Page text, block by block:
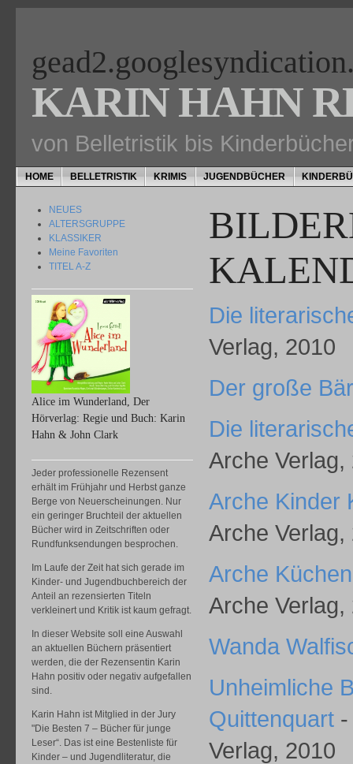
KARIN HAHN
von Belletristik bis
HOME BELLETRISTIK KRIMIS JUGENDBÜCHER
NEUES
ALTERSGRUPPE
KLASSIKER
Meine Favoriten
TITEL A-Z
Alice im Wunderland, Der
Hörverlag: Regie und Buch: Karin
Hahn & John Clark
Jeder professionelle Rezensent
erhält im Frühjahr und Herbst ganze
Berge von Neuerscheinungen. Nur
ein geringer Bruchteil der aktuellen
Bücher wird in Zeitschriften oder
Rundfunksendungen besprochen.
Im Laufe der Zeit hat sich gerade im
Kinder- und Jugendbuchbereich der
Anteil an rezensierten Titeln
verkleinert und Kritik ist kaum gefragt.
In dieser Website soll eine Auswahl
an aktuellen Büchern präsentiert
werden, die der Rezensentin Karin
Hahn positiv oder negativ aufgefallen
sind.
Karin Hahn ist Mitglied in der Jury
"Die Besten 7 – Bücher für junge
Leser“. Das ist eine Bestenliste für
Kinder – und Jugendliteratur, die
Die
Verlag, 2010
Der große Bär
Die
Arche Verlag,
Arche Kinder
Arche Verlag,
Arche
Arche Verlag,
Wanda
Unheimliche
Quittenquart-
Verlag, 2010